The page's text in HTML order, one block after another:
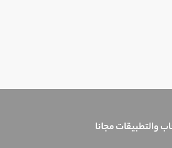
والتطبيقات مجانا